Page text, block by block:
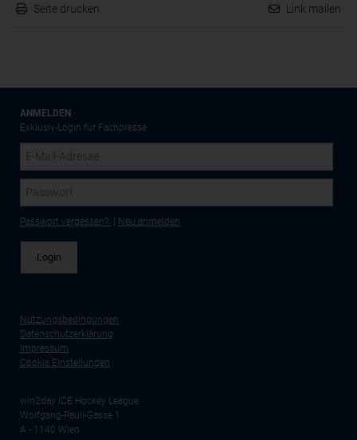
Seite drucken Link mailen
ANMELDEN
Exklusiv-Login für Fachpresse:
Passwort vergessen? Neu anmelden
Nutzungsbedingungen
Datenschutzerklärung
Impressum
Cookie Einstellungen
win2day ICE Hockey League
Wolfgang-Pauli-Gasse 1
A - 1140 Wien